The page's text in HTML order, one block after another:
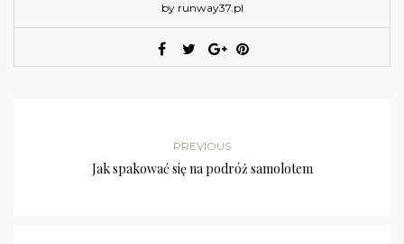
by runway37.pl
PREVIOUS
Jak spakować się na podróż samolotem